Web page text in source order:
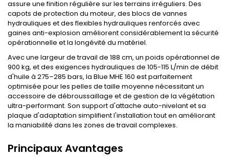
assure une finition régulière sur les terrains irréguliers. Des
capots de protection du moteur, des blocs de vannes
hydrauliques et des flexibles hydrauliques renforcés avec
gaines anti-explosion améliorent considérablement la sécurité
opérationnelle et la longévité du matériel.
Avec une largeur de travail de 188 cm, un poids opérationnel de
900 kg, et des exigences hydrauliques de 105-115 L/min de débit
d'huile à 275–285 bars, la Blue MHE 160 est parfaitement
optimisée pour les pelles de taille moyenne nécessitant un
accessoire de débroussaillage et de gestion de la végétation
ultra-performant. Son support d'attache auto-nivelant et sa
plaque d'adaptation simplifient l'installation tout en améliorant
la maniabilité dans les zones de travail complexes.
Principaux Avantages